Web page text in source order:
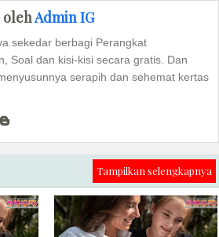
olehAdmin IG
sekedar berbagi Perangkat
Soal dan kisi-kisi secara gratis. Dan
serapih dan sehemat kertas
Tampilkan selengkapnya